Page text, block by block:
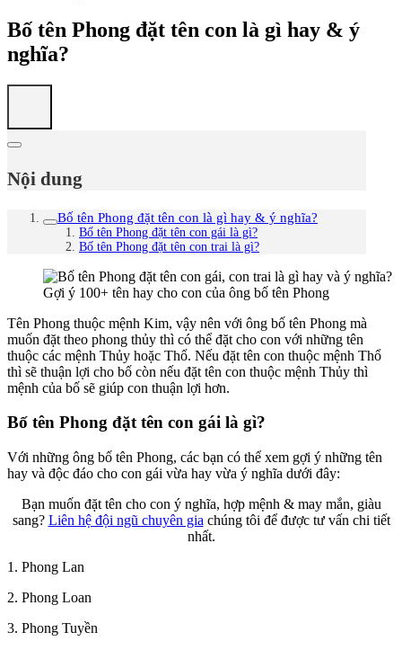
Bố tên Phong đặt tên con là gì hay & ý
nghĩa?
Nội dung
Bố tên Phong đặt tên con là gì hay & ý nghĩa?
Bố tên Phong đặt tên con gái là gì?
Bố tên Phong đặt tên con trai là gì?
Gợi ý 100+ tên hay cho con của ông bố tên Phong
Tên Phong thuộc mệnh Kim, vậy nên với ông bố tên Phong mà
muốn đặt theo phong thủy thì có thể đặt cho con với những tên
thuộc các mệnh Thủy hoặc Thổ. Nếu đặt tên con thuộc mệnh Thổ
thì sẽ thuận lợi cho bố còn nếu đặt tên con thuộc mệnh Thủy thì
mệnh của bố sẽ giúp con thuận lợi hơn.
Bố tên Phong đặt tên con gái là gì?
Với những ông bố tên Phong, các bạn có thể xem gợi ý những tên
hay và độc đáo cho con gái vừa hay vừa ý nghĩa dưới đây:
Bạn muốn đặt tên cho con ý nghĩa, hợp mệnh & may mắn, giàu
sang? Liên hệ đội ngũ chuyên gia chúng tôi để được tư vấn chi tiết
nhất.
1. Phong Lan
2. Phong Loan
3. Phong Tuyền